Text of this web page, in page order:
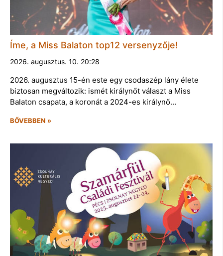
Íme, a Miss Balaton top12 versenyzője!
2026. augusztus. 10. 20:28
2026. augusztus 15-én este egy csodaszép lány élete
biztosan megváltozik: ismét királynőt választ a Miss
Balaton csapata, a koronát a 2024-es királynő…
BŐVEBBEN »